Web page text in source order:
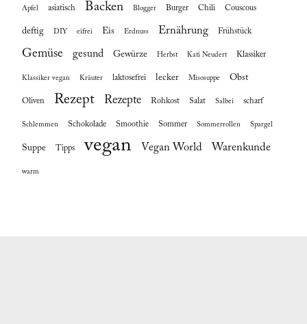
Apfel asiatisch Backen Blogger Burger Chili Couscous
deftig DIY eifrei Eis Erdnuss Ernährung Frühstück
Gemüse gesund Gewürze Herbst Kati Neudert Klassiker
Klassiker vegan Kräuter laktosefrei lecker Misosuppe Obst
Oliven Rezept Rezepte Rohkost Salat Salbei scharf
Schlemmen Schokolade Smoothie Sommer Sommerrollen Spargel
Suppe Tipps vegan Vegan World Warenkunde
warm